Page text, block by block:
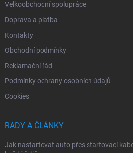
Velkoobchodní spolupráce
Doprava a platba
Kontakty
Obchodní podmínky
Reklamační řád
Podmínky ochrany osobních údajů
Cookies
RADY A ČLÁNKY
Jak nastartovat auto přes startovací